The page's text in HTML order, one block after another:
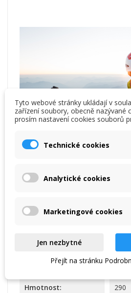
Parametry
2
Hmotnost: 290
Tyto webové stránky ukládají v
zařízení soubory, obecně nazývané
prosím nastavení cookies souborů
Technické cookies
Analytické cookies
Marketingové cookies
Jen nezbytné
Přejít na stránku